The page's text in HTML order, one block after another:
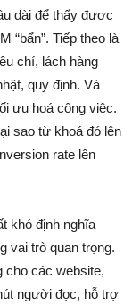
dài để thấy được
“bẩn”. Tiếp theo là
chí, lách hàng
quy định. Và
ưu hoá công việc.
sao từ khoá đó lên
rate lên
khó định nghĩa
vai trò quan trọng.
cho các website,
người đọc, hỗ trợ